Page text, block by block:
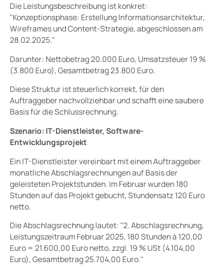
Die Leistungsbeschreibung ist konkret:
"Konzeptionsphase: Erstellung Informationsarchitektur,
Wireframes und Content-Strategie, abgeschlossen am
28.02.2025."
Darunter: Nettobetrag 20.000 Euro, Umsatzsteuer 19 %
(3.800 Euro), Gesamtbetrag 23.800 Euro.
Diese Struktur ist steuerlich korrekt, für den
Auftraggeber nachvollziehbar und schafft eine saubere
Basis für die Schlussrechnung.
Szenario: IT-Dienstleister, Software-
Entwicklungsprojekt
Ein IT-Dienstleister vereinbart mit einem Auftraggeber
monatliche Abschlagsrechnungen auf Basis der
geleisteten Projektstunden. Im Februar wurden 180
Stunden auf das Projekt gebucht, Stundensatz 120 Euro
netto.
Die Abschlagsrechnung lautet: "2. Abschlagsrechnung,
Leistungszeitraum Februar 2025, 180 Stunden à 120,00
Euro = 21.600,00 Euro netto, zzgl. 19 % USt (4.104,00
Euro), Gesamtbetrag 25.704,00 Euro."